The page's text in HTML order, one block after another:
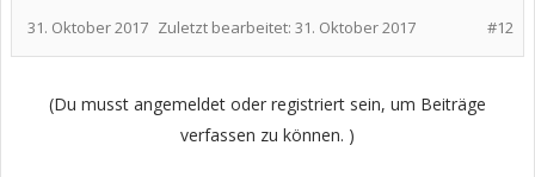
#12
31. Oktober 2017 Zuletzt bearbeitet: 31. Oktober 2017
(Du musst angemeldet oder registriert sein, um Beiträge
verfassen zu können. )